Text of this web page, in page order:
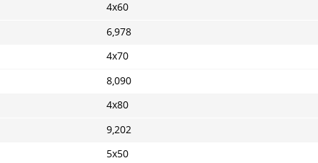
4x60
6,978
4x70
8,090
4x80
9,202
5x50